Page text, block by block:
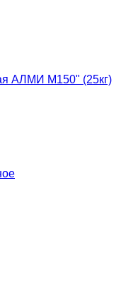
АЛМИ М150" (25кг)